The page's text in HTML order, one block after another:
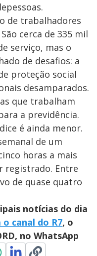
de trabalhadores
cerca de 335 mil
serviço, mas o
de desafios: a
proteção social
desamparados.
que trabalham
a previdência.
é ainda menor.
de um
horas a mais
registrado. Entre
de quase quatro
notícias do dia
o canal do R7, o
no WhatsApp